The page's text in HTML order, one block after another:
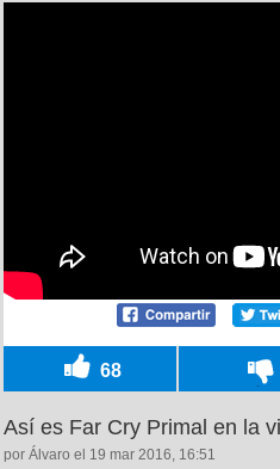
68
Así es Far Cry Primal en la
por Álvaro el 19 mar 2016, 16:51